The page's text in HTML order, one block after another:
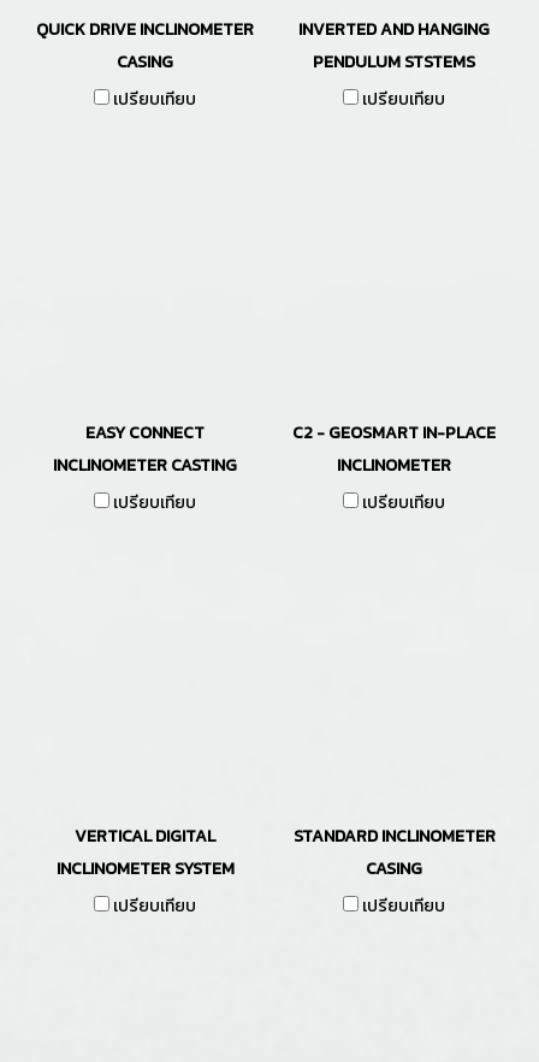
QUICK DRIVE INCLINOMETER
CASING
เปรียบเทียบ
INVERTED AND HANGING
PENDULUM STSTEMS
เปรียบเทียบ
EASY CONNECT
INCLINOMETER CASTING
เปรียบเทียบ
C2 - GEOSMART IN-PLACE
INCLINOMETER
เปรียบเทียบ
VERTICAL DIGITAL
INCLINOMETER SYSTEM
เปรียบเทียบ
STANDARD INCLINOMETER
CASING
เปรียบเทียบ